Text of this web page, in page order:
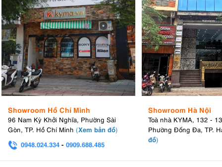
Showroom Hồ Chí Minh
96 Nam Kỳ Khởi Nghĩa, Phường Sài
Gòn, TP. Hồ Chí Minh (Xem bản đồ)
0948.024.334 - 0909.688.485
Showroom Hà Nội
Toà nhà KYMA, 132 -
Phường Đống Đa, TP.
đồ)